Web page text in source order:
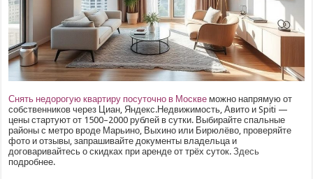
Снять недорогую квартиру посуточно в Москве можно напрямую от
собственников через Циан, Яндекс.Недвижимость, Авито и Spiti —
цены стартуют от 1500–2000 рублей в сутки. Выбирайте спальные
районы с метро вроде Марьино, Выхино или Бирюлёво, проверяйте
фото и отзывы, запрашивайте документы владельца и
договаривайтесь о скидках при аренде от трёх суток.Здесь
подробнее.